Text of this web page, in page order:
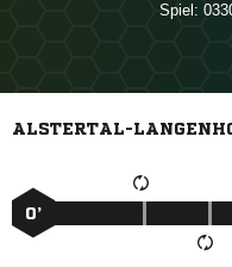
Spiel:
ALSTERTAL-
0’